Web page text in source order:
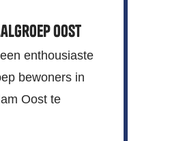
Oost
enthousiaste
bewoners in
Oost te